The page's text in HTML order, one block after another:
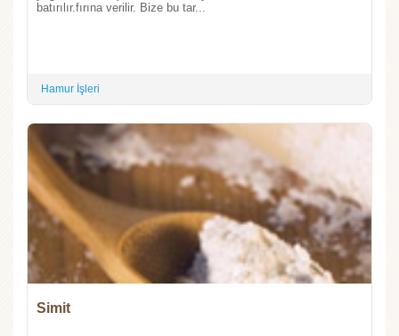
batırılır.fırına verilir. Bize bu tar...
Hamur İşleri
Simit